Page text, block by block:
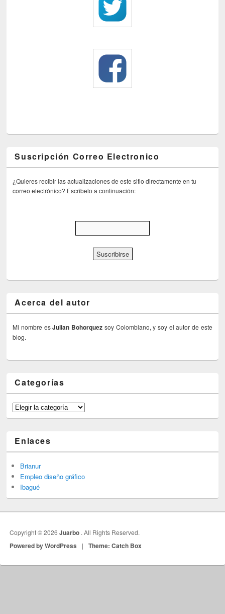
Suscripción Correo Electronico
¿Quieres recibir las actualizaciones de este sitio directamente en tu
correo electrónico? Escribelo a continuación:
Acerca del autor
Mi nombre esJulian Bohorquez soy Colombiano, y soy el autor de este
blog.
Categorías
Categorías
Enlaces
Brianur
Empleo diseño gráfico
Ibagué
Copyright © 2026Juarbo . All Rights Reserved.
Powered by WordPress | Theme: Catch Box